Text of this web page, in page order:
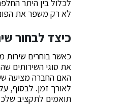
לכלול בין היתר
לא רק משפר את
כיצד לבחור
כאשר בוחרים שירות
את סוגי השירותים
האם החברה מציעה
לאורך זמן. לבסוף,
תואמים לתקציב